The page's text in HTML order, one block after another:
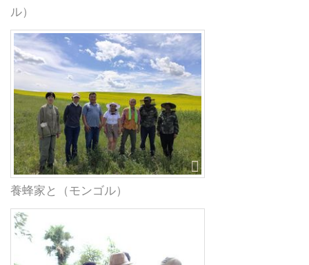
ル）
養蜂家と（モンゴル）